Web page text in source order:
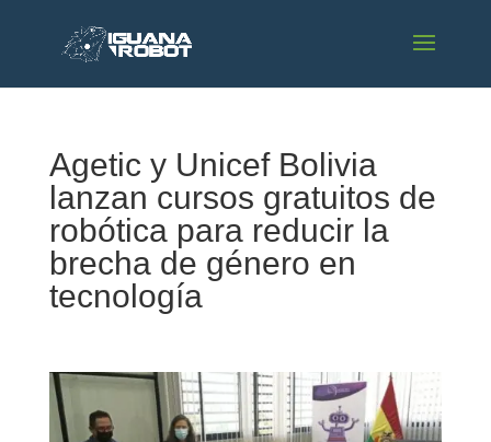
Agetic y Unicef Bolivia
lanzan cursos gratuitos de
robótica para reducir la
brecha de género en
tecnología